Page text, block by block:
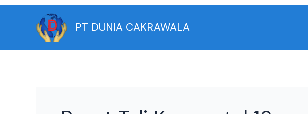
Skip
PT DUNIA CAKRAWALA